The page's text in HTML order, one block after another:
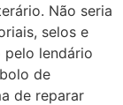
Não seria
selos e
pelo lendário
de
de reparar